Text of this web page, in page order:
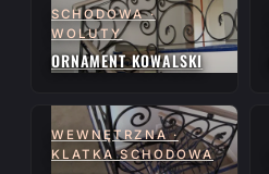
SCHODOWA ·
WOLUTY
ORNAMENT KOWALSKI
WEWNĘTRZNA ·
KLATKA SCHODOWA